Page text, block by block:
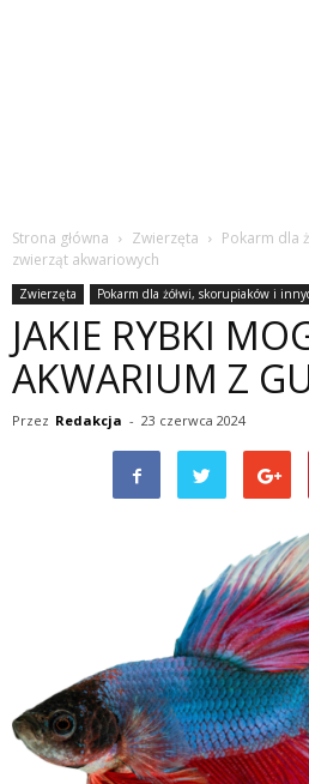
Strona główna Zwierzęta
Pokarm dla
zwierząt akwariowych
Zwierzęta Pokarm dla żółwi, skorupiaków i
JAKIE RYBKI
AKWARIUM Z
Przez Redakcja - 23 czerwca 2024